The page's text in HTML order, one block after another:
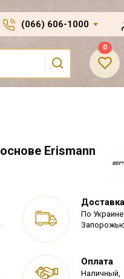
(066) 606-1000
0
Erismann
Доставка
По Украине
Оплата
Наличный,